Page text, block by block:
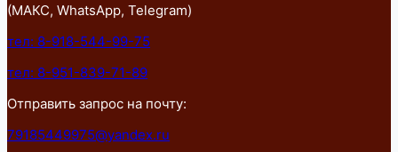
(МАКС, WhatsApp, Telegram)
тел: 8-918-544-99-75
тел: 8-951-839-71-89
Отправить запрос на почту:
79185449975@yandex.ru